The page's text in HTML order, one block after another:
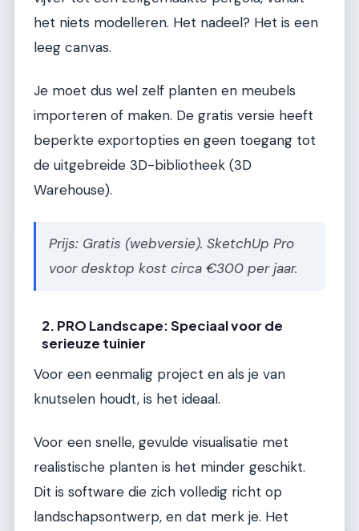
het niets modelleren. Het nadeel? Het is een
leeg canvas.
Je moet dus wel zelf planten en meubels
importeren of maken. De gratis versie heeft
beperkte exportopties en geen toegang tot
de uitgebreide 3D-bibliotheek (3D
Warehouse).
Prijs: Gratis (webversie). SketchUp Pro
voor desktop kost circa €300 per jaar.
2. PRO Landscape: Speciaal voor de
serieuze tuinier
Voor een eenmalig project en als je van
knutselen houdt, is het ideaal.
Voor een snelle, gevulde visualisatie met
realistische planten is het minder geschikt.
Dit is software die zich volledig richt op
landschapsontwerp, en dat merk je. Het